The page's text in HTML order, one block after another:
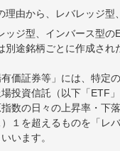
理由から、レバレッジ
ッジ型、インバース型
別途銘柄ごとに作成さ
価証券等」には、特定
場投資信託（以下「ETF
数の日々の上昇率・下
）１を超えるものを「
います。